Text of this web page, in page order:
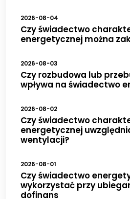
2026-08-04
Czy świadectwo
energetycznej można
2026-08-03
Czy rozbudowa lub
wpływa na świadectwo
2026-08-02
Czy świadectwo
energetycznej
wentylacji?
2026-08-01
Czy świadectwo
wykorzystać przy
dofinans